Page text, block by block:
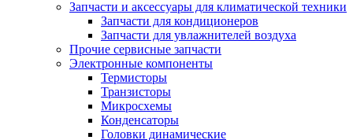
Запчасти и аксессуары для климатической техники
Запчасти для кондиционеров
Запчасти для увлажнителей воздуха
Прочие сервисные запчасти
Электронные компоненты
Термисторы
Транзисторы
Микросхемы
Конденсаторы
Головки динамические